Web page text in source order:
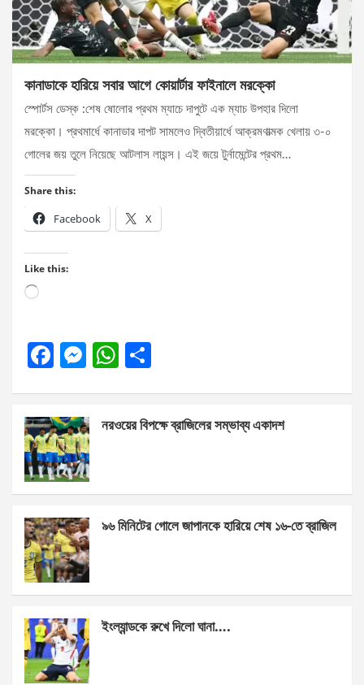
কানাডাকে হারিয়ে সবার আগে কোয়ার্টার ফাইনালে মরক্কো
স্পোর্টস ডেস্ক :শেষ ষোলোর প্রথম ম্যাচে দাপুটে এক ম্যাচ উপহার দিলো
মরক্কো। প্রথমার্ধে কানাডার দাপট সামলেও দ্বিতীয়ার্ধে আক্রমণাত্মক খেলায় ৩-০
গোলের জয় তুলে নিয়েছে আটলাস লায়ন্স। এই জয়ে টুর্নামেন্টের প্রথম…
Share this:
Facebook X
Like this:
Loading…
F
b
o
o
k
M
n
g
er
W
s
p
e
নরওয়ের বিপক্ষে ব্রাজিলের সম্ভাব্য একাদশ
৯৬ মিনিটের গোলে জাপানকে হারিয়ে শেষ ১৬-তে ব্রাজিল
ইংল্যান্ডকে রুখে দিলো ঘানা….